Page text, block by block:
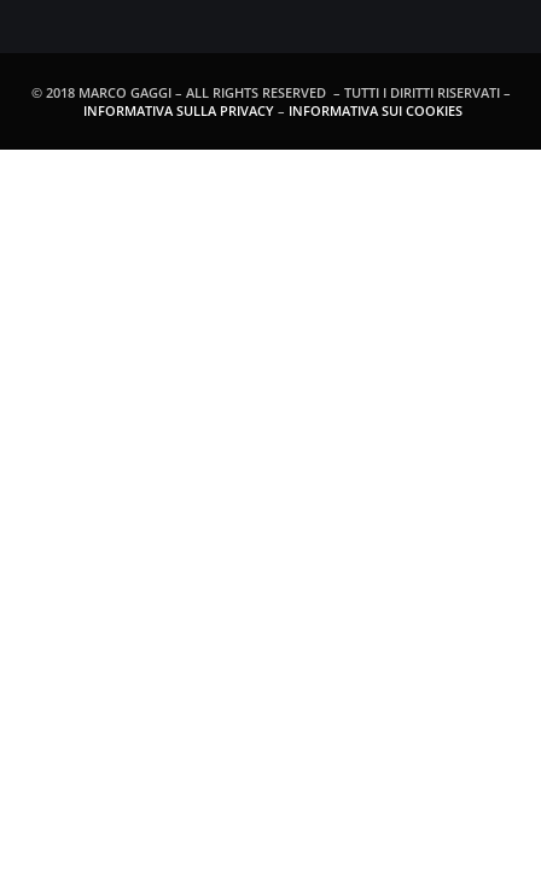
© 2018 MARCO GAGGI – ALL RIGHTS RESERVED – TUTTI I DIRITTI RISERVATI –
INFORMATIVA SULLA PRIVACY– INFORMATIVA SUI COOKIES